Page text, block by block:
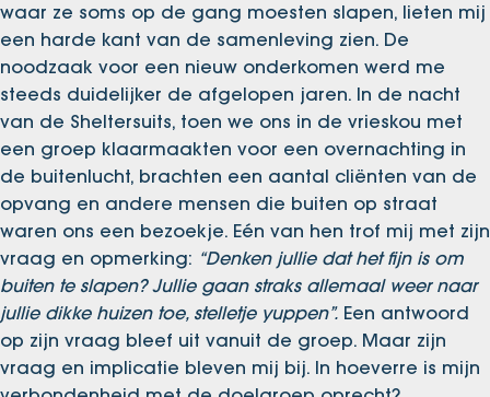
waar ze soms op de gang moesten slapen, lieten mij
een harde kant van de samenleving zien. De
noodzaak voor een nieuw onderkomen werd me
steeds duidelijker de afgelopen jaren. In de nacht
van de Sheltersuits, toen we ons in de vrieskou met
een groep klaarmaakten voor een overnachting in
de buitenlucht, brachten een aantal cliënten van de
opvang en andere mensen die buiten op straat
waren ons een bezoekje. Eén van hen trof mij met zijn
vraag en opmerking: “Denken jullie dat het fijn is om
buiten te slapen? Jullie gaan straks allemaal weer naar
jullie dikke huizen toe, stelletje yuppen”. Een antwoord
op zijn vraag bleef uit vanuit de groep. Maar zijn
vraag en implicatie bleven mij bij. In hoeverre is mijn